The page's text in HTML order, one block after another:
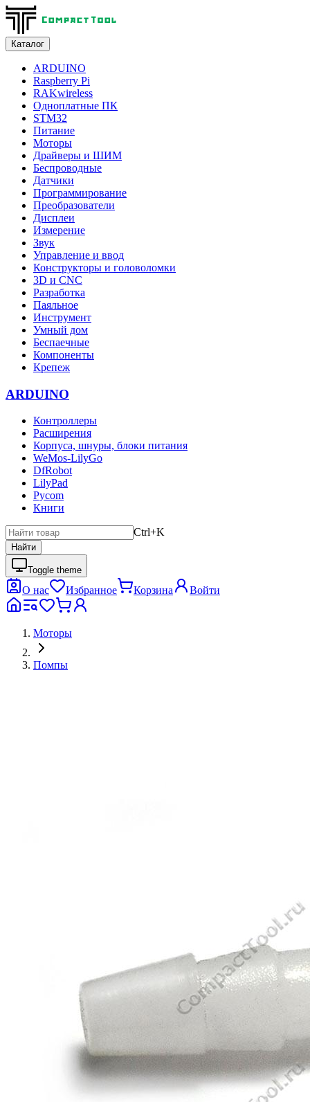
Каталог
ARDUINO
Raspberry Pi
RAKwireless
Одноплатные ПК
STM32
Питание
Моторы
Драйверы и ШИМ
Беспроводные
Датчики
Программирование
Преобразователи
Дисплеи
Измерение
Звук
Управление и ввод
Конструкторы и головоломки
3D и CNC
Разработка
Паяльное
Инструмент
Умный дом
Беспаечные
Компоненты
Крепеж
ARDUINO
Контроллеры
Расширения
Корпуса, шнуры, блоки питания
WeMos-LilyGo
DfRobot
LilyPad
Pycom
Книги
Ctrl+K
Найти
Toggle theme
О нас Избранное Корзина Войти
Моторы
Помпы